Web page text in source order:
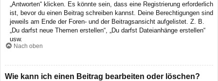
„Antworten“ klicken. Es könnte sein, dass eine Registrierung erforderlich
ist, bevor du einen Beitrag schreiben kannst. Deine Berechtigungen sind
jeweils am Ende der Foren- und der Beitragsansicht aufgelistet. Z. B.
„Du darfst neue Themen erstellen“, „Du darfst Dateianhänge erstellen“
usw.
Nach oben
Wie kann ich einen Beitrag bearbeiten oder löschen?